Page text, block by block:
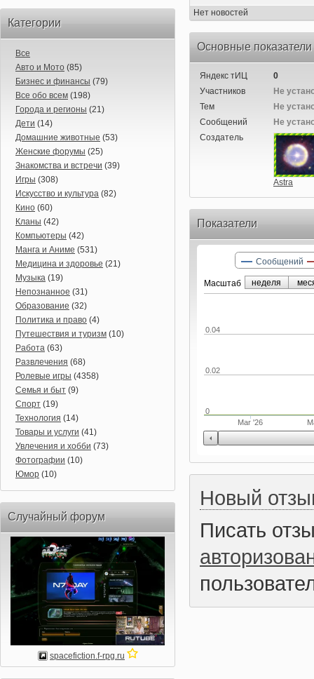
Категории
Все
Авто и Мото (85)
Бизнес и финансы (79)
Все обо всем (198)
Города и регионы (21)
Дети (14)
Домашние животные (53)
Женские форумы (25)
Знакомства и встречи (39)
Игры (308)
Искусство и культура (82)
Кино (60)
Кланы (42)
Компьютеры (42)
Манга и Аниме (531)
Медицина и здоровье (21)
Музыка (19)
Непознанное (31)
Образование (32)
Политика и право (4)
Путешествия и туризм (10)
Работа (63)
Развлечения (68)
Ролевые игры (4358)
Семья и быт (9)
Спорт (19)
Технология (14)
Товары и услуги (41)
Увлечения и хобби (73)
Фотографии (10)
Юмор (10)
Случайный форум
spacefiction.f-rpg.ru
Нет новостей
Основные
Яндекс тИЦ
0
Участников
Не
Тем
Не
Сообщений
Не
Создатель
Astra
Показатели
Маcштаб
Mar '26
0
0.02
0.04
Сообщений
неделя
Новый
Писать